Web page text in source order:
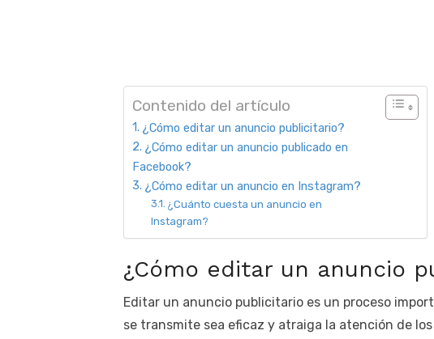
Contenido del artículo
¿Cómo editar un anuncio publicitario?
¿Cómo editar un anuncio publicado en
Facebook?
¿Cómo editar un anuncio en Instagram?
¿Cuánto cuesta un anuncio en
Instagram?
¿Cómo editar un anuncio
Editar un anuncio publicitario es un proceso
se transmite sea eficaz y atraiga la atención de